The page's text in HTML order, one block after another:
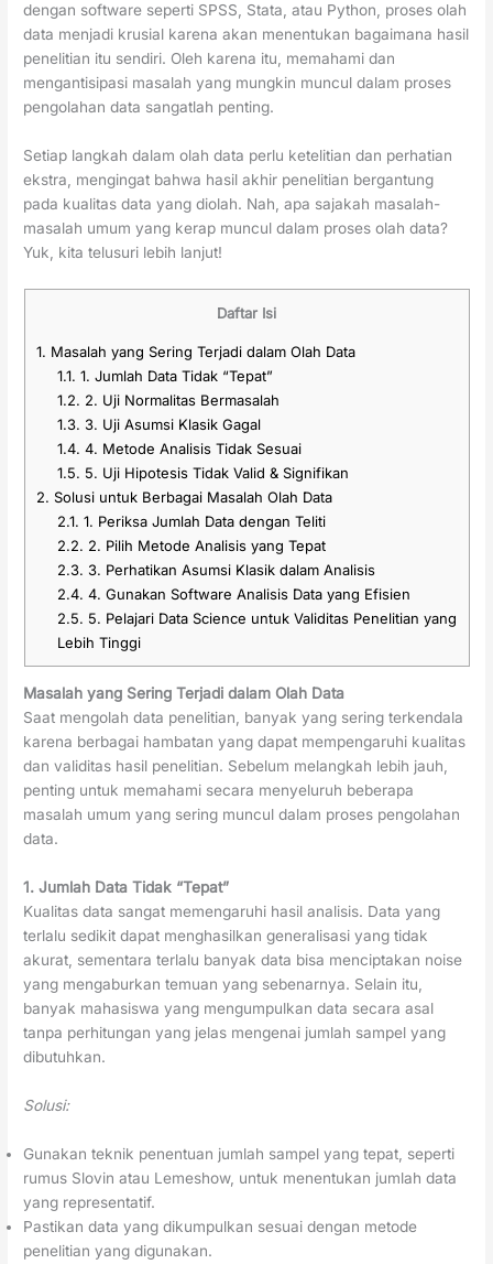
dengan software seperti SPSS, Stata, atau Python, proses olah
data menjadi krusial karena akan menentukan bagaimana hasil
penelitian itu sendiri. Oleh karena itu, memahami dan
mengantisipasi masalah yang mungkin muncul dalam proses
pengolahan data sangatlah penting.
Setiap langkah dalam olah data perlu ketelitian dan perhatian
ekstra, mengingat bahwa hasil akhir penelitian bergantung
pada kualitas data yang diolah. Nah, apa sajakah masalah-
masalah umum yang kerap muncul dalam proses olah data?
Yuk, kita telusuri lebih lanjut!
Daftar Isi
1. Masalah yang Sering Terjadi dalam Olah Data
1.1. 1. Jumlah Data Tidak “Tepat”
1.2. 2. Uji Normalitas Bermasalah
1.3. 3. Uji Asumsi Klasik Gagal
1.4. 4. Metode Analisis Tidak Sesuai
1.5. 5. Uji Hipotesis Tidak Valid & Signifikan
2. Solusi untuk Berbagai Masalah Olah Data
2.1. 1. Periksa Jumlah Data dengan Teliti
2.2. 2. Pilih Metode Analisis yang Tepat
2.3. 3. Perhatikan Asumsi Klasik dalam Analisis
2.4. 4. Gunakan Software Analisis Data yang Efisien
2.5. 5. Pelajari Data Science untuk Validitas Penelitian yang
Lebih Tinggi
Masalah yang Sering Terjadi dalam Olah Data
Saat mengolah data penelitian, banyak yang sering terkendala
karena berbagai hambatan yang dapat mempengaruhi kualitas
dan validitas hasil penelitian. Sebelum melangkah lebih jauh,
penting untuk memahami secara menyeluruh beberapa
masalah umum yang sering muncul dalam proses pengolahan
data.
1. Jumlah Data Tidak “Tepat”
Kualitas data sangat memengaruhi hasil analisis. Data yang
terlalu sedikit dapat menghasilkan generalisasi yang tidak
akurat, sementara terlalu banyak data bisa menciptakan noise
yang mengaburkan temuan yang sebenarnya. Selain itu,
banyak mahasiswa yang mengumpulkan data secara asal
tanpa perhitungan yang jelas mengenai jumlah sampel yang
dibutuhkan.
Solusi:
Gunakan teknik penentuan jumlah sampel yang tepat, seperti
rumus Slovin atau Lemeshow, untuk menentukan jumlah data
yang representatif.
Pastikan data yang dikumpulkan sesuai dengan metode
penelitian yang digunakan.